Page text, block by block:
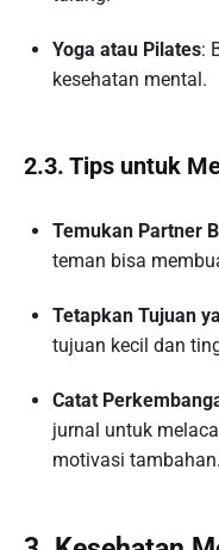
Yoga atau Pilates:
kesehatan mental.
2.3. Tips untuk
Temukan Partner
teman bisa
Tetapkan Tujuan
tujuan kecil dan
Catat
jurnal untuk
motivasi tambahan.